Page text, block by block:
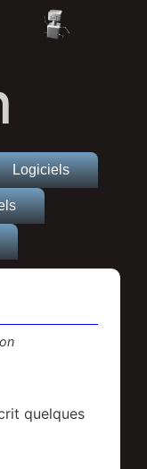
Logiciels
quelques